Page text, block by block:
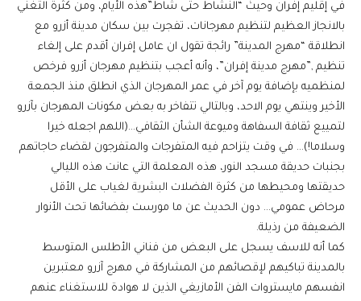
في إقليم إفران وحيث “النشاط حتى شاط”هذه الأيام، ومن كثرة التغني
بالانجاز العظيم لتنظيم مهرجانات، تفجرت بين سكان مدينة أزرو مع
انطلاقة “مهرج المدينة” رائجة تقول ان عامل إفران أقدم على إلغاء
تنظيم ,”مهرج مدينة إفران”، وأنه أعجب بتنظيم مهرجان أزرو فرخص
لمنظميه بإضافة يوم آخر في عمر المهرجان الذي انطلق منذ الجمعة
الأخير وينتهي يوم الاحد، وبالتالي تتفاخر به بعض مكونات المهرجان بآزرو
لتمييع ثقافة السفاهة وميوعة الشأن الثقافي…(اللهم اجعله خيرا
وسلاما!)… في وقت يتزاحم فيه المتفرجات والمتفرجون لقضاء حاجاتهم
بجنبات حديقة مسجد النور، هذه المعلمة التي عانت هذه الليالي
حديقتها ومحيطها من كثرة الفضلات البشرية لغياب على الأقل
مرحاض عمومي… دون الحديث عن ما مورست بفضائها تحت الأنوار
الضعيفة من رذيلة.
كما أنه للاسف يسجل على البعض من فناني الأطلس المتوسط
بالمدينة تباكيهم لإقصائهم من المشاركة في مهرج آزرو معتبرين
انفسهم مايستروات الفن الأمازيغي الذين لا هوادة للاستغناء عنهم